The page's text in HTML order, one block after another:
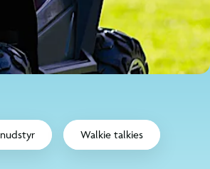
Kameraer til børn